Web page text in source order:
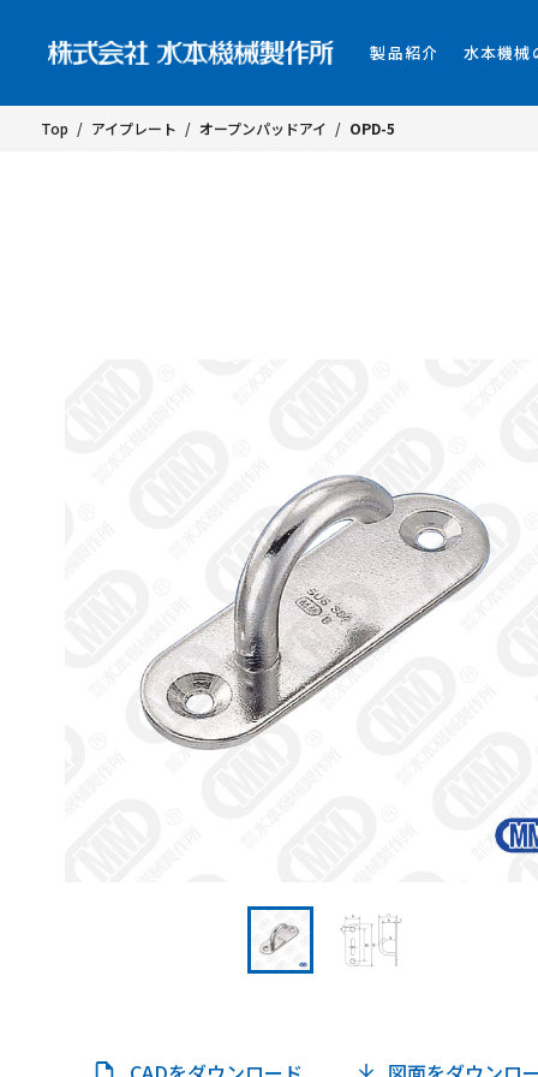
製品紹介 水本機械
Top / アイプレート / オープンパッドアイ / OPD-5